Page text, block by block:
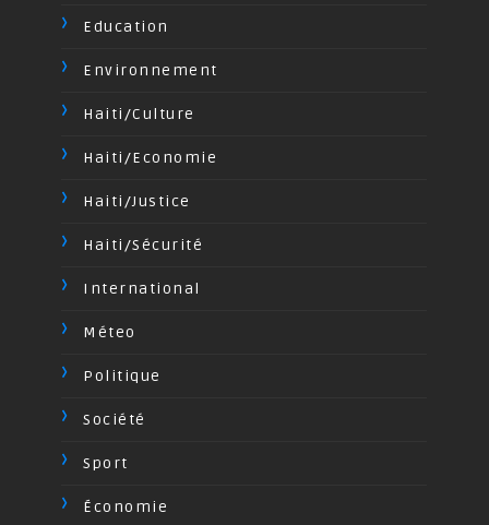
Education
Environnement
Haiti/Culture
Haiti/Economie
Haiti/Justice
Haiti/Sécurité
International
Méteo
Politique
Société
Sport
Économie